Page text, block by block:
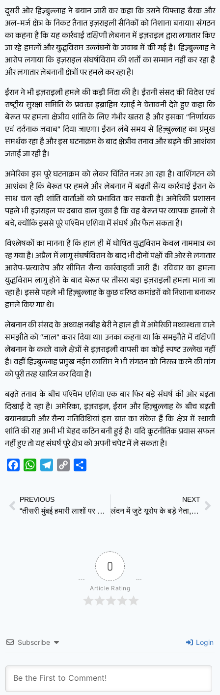
दूसरी ओर हिज़्बुल्लाह ने बयान जारी कर कहा कि उसने यिफ्ताह बैरक और
अल-मर्ज क्षेत्र के निकट तैनात इज़राइली सैनिकों को निशाना बनाया। संगठन
का कहना है कि यह कार्रवाई दक्षिणी लेबनान में इज़राइल द्वारा लगातार किए
जा रहे हमलों और युद्धविराम उल्लंघनों के जवाब में की गई है। हिज़्बुल्लाह ने
आरोप लगाया कि इज़राइल संघर्षविराम की शर्तों का सम्मान नहीं कर रहा है
और लगातार लेबनानी क्षेत्रों पर हमले कर रहा है।
ईरान ने भी इज़राइली हमले की कड़ी निंदा की है। ईरानी संसद की विदेश एवं
राष्ट्रीय सुरक्षा समिति के प्रवक्ता इब्राहिम रज़ाई ने चेतावनी देते हुए कहा कि
बेरूत पर हमला क्षेत्रीय शांति के लिए गंभीर खतरा है और इसका “निर्णायक
एवं दर्दनाक जवाब” दिया जाएगा। ईरान लंबे समय से हिज़्बुल्लाह का प्रमुख
समर्थक रहा है और इस घटनाक्रम के बाद क्षेत्रीय तनाव और बढ़ने की आशंका
जताई जा रही है।
अमेरिका इस पूरे घटनाक्रम को लेकर चिंतित नजर आ रहा है। वाशिंगटन को
आशंका है कि बेरूत पर हमले और लेबनान में बढ़ती सैन्य कार्रवाई ईरान के
साथ चल रही शांति वार्ताओं को प्रभावित कर सकती है। अमेरिकी प्रशासन
पहले भी इज़राइल पर दबाव डाल चुका है कि वह बेरूत पर व्यापक हमलों से
बचे, क्योंकि इससे पूरे पश्चिम एशिया में संघर्ष और फैल सकता है।
विश्लेषकों का मानना है कि हाल ही में घोषित युद्धविराम केवल नाममात्र का
रह गया है। अप्रैल में लागू संघर्षविराम के बाद भी दोनों पक्षों की ओर से लगातार
आरोप-प्रत्यारोप और सीमित सैन्य कार्रवाइयाँ जारी हैं। रविवार का हमला
युद्धविराम लागू होने के बाद बेरूत पर तीसरा बड़ा इज़राइली हमला माना जा
रहा है। इससे पहले भी हिज़्बुल्लाह के कुछ वरिष्ठ कमांडरों को निशाना बनाकर
हमले किए गए थे।
लेबनान की संसद के अध्यक्ष नबीह बेरी ने हाल ही में अमेरिकी मध्यस्थता वाले
समझौते को “जाल” करार दिया था। उनका कहना था कि समझौते में दक्षिणी
लेबनान के कब्जे वाले क्षेत्रों से इज़राइली वापसी का कोई स्पष्ट उल्लेख नहीं
है। वहीं हिज़्बुल्लाह प्रमुख नईम कासिम ने भी संगठन को निरस्त्र करने की मांग
को पूरी तरह खारिज कर दिया है।
बढ़ते तनाव के बीच पश्चिम एशिया एक बार फिर बड़े संघर्ष की ओर बढ़ता
दिखाई दे रहा है। अमेरिका, इज़राइल, ईरान और हिज़्बुल्लाह के बीच बढ़ती
बयानबाजी और सैन्य गतिविधियां इस बात का संकेत हैं कि क्षेत्र में स्थायी
शांति की राह अभी भी बेहद कठिन बनी हुई है। यदि कूटनीतिक प्रयास सफल
नहीं हुए तो यह संघर्ष पूरे क्षेत्र को अपनी चपेट में ले सकता है।
FacebookWhatsAppTelegram
Copy
PREVIOUS
“तीसरी मुंबई हमारी लाशों पर ही बनेगी”: किसानों के आंदोलन को पूर्व न्यायाधीश बी.जी. कोलसे पाटिल का समर्थन
NEXT
लंदन में जुटे यूरोप के बड़े नेता, यूक्रेन युद्ध पर नई रणनीति की तैयारी
0
Article Rating
Subscribe Login